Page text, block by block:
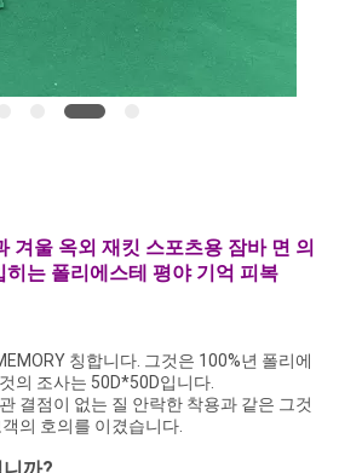
겨울 옥외 재킷 스포츠용 잠바 면 의
히는 폴리에스테 평야 기억 피복
칭합니다. 그것은 100%년 폴리에
의 조사는 50D*50D입니다.
결점이 없는 질 안락한 착용과 같은 그것
의 호의를 이겼습니다.